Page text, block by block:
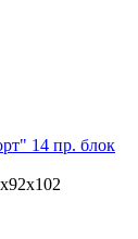
14 пр. блок